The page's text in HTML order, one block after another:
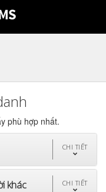
phù hợp nhất.
CHI TIẾT
khác CHI TIẾT